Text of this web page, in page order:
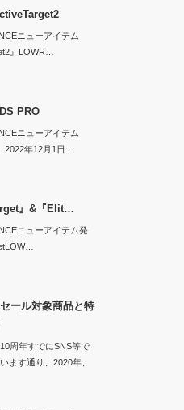
ニューアイテム
』LOWR…
PRO
ニューアイテム
2022年12月1日…
』&『Elit…
ニューアイテム発
ール対象商品と特
周年すでにSNS等で
ます通り、2020年、